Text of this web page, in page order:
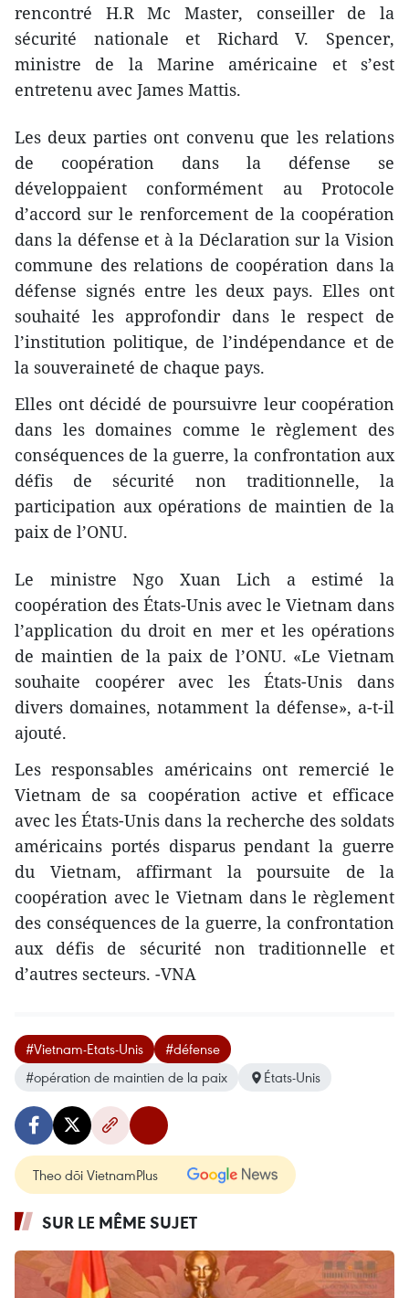
rencontré H.R Mc Master, conseiller de la
sécurité nationale et Richard V. Spencer,
ministre de la Marine américaine et s’est
entretenu avec James Mattis.
Les deux parties ont convenu que les relations
de coopération dans la défense se
développaient conformément au Protocole
d’accord sur le renforcement de la coopération
dans la défense et à la Déclaration sur la Vision
commune des relations de coopération dans la
défense signés entre les deux pays. Elles ont
souhaité les approfondir dans le respect de
l’institution politique, de l’indépendance et de
la souveraineté de chaque pays.
Elles ont décidé de poursuivre leur coopération
dans les domaines comme le règlement des
conséquences de la guerre, la confrontation aux
défis de sécurité non traditionnelle, la
participation aux opérations de maintien de la
paix de l’ONU.
Le ministre Ngo Xuan Lich a estimé la
coopération des États-Unis avec le Vietnam dans
l’application du droit en mer et les opérations
de maintien de la paix de l’ONU. «Le Vietnam
souhaite coopérer avec les États-Unis dans
divers domaines, notamment la défense», a-t-il
ajouté.
Les responsables américains ont remercié le
Vietnam de sa coopération active et efficace
avec les États-Unis dans la recherche des soldats
américains portés disparus pendant la guerre
du Vietnam, affirmant la poursuite de la
coopération avec le Vietnam dans le règlement
des conséquences de la guerre, la confrontation
aux défis de sécurité non traditionnelle et
d’autres secteurs. -VNA
#Vietnam-Etats-Unis
#défense
#opération de maintien de la paix
États-Unis
Theo dõi VietnamPlus
SUR LE MÊME SUJET